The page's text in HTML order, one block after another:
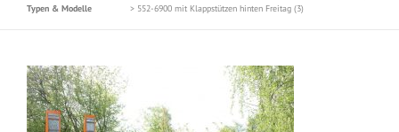
Typen & Modelle
> 552-6900 mit Klappstützen hinten Freitag (3)